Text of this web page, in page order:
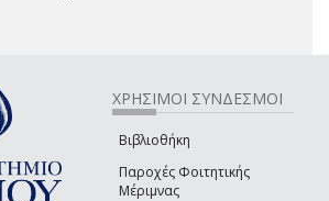
ΧΡΗΣΙΜΟΙ ΣΥΝΔΕΣΜΟΙ
Βιβλιοθήκη
Παροχές Φοιτητικής
Μέριμνας